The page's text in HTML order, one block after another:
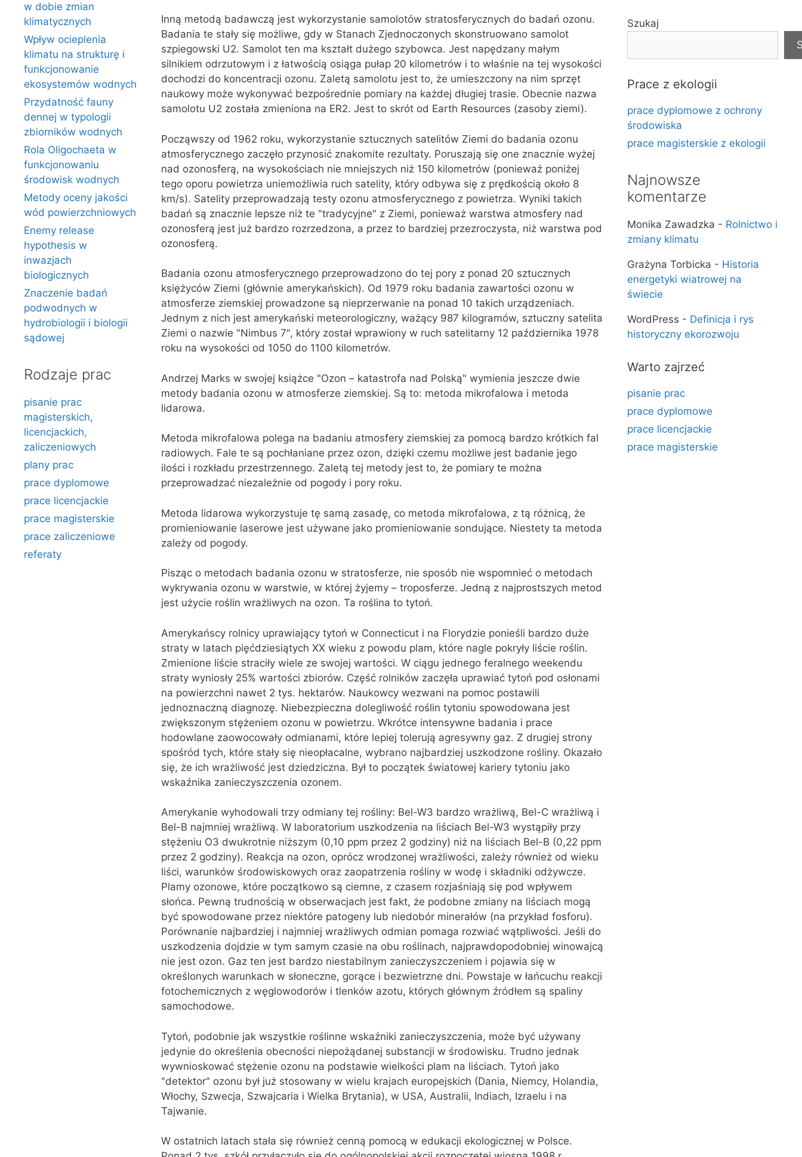
Inną metodą badawczą jest wykorzystanie samolotów stratosferycznych do badań ozonu.
Badania te stały się możliwe, gdy w Stanach Zjednoczonych skonstruowano samolot
szpiegowski U2. Samolot ten ma kształt dużego szybowca. Jest napędzany małym
silnikiem odrzutowym i z łatwością osiąga pułap 20 kilometrów i to właśnie na tej wysokości
dochodzi do koncentracji ozonu. Zaletą samolotu jest to, że umieszczony na nim sprzęt
naukowy może wykonywać bezpośrednie pomiary na każdej długiej trasie. Obecnie nazwa
samolotu U2 została zmieniona na ER2. Jest to skrót od Earth Resources (zasoby ziemi).
Począwszy od 1962 roku, wykorzystanie sztucznych satelitów Ziemi do badania ozonu
atmosferycznego zaczęło przynosić znakomite rezultaty. Poruszają się one znacznie wyżej
nad ozonosferą, na wysokościach nie mniejszych niż 150 kilometrów (ponieważ poniżej
tego oporu powietrza uniemożliwia ruch satelity, który odbywa się z prędkością około 8
km/s). Satelity przeprowadzają testy ozonu atmosferycznego z powietrza. Wyniki takich
badań są znacznie lepsze niż te "tradycyjne" z Ziemi, ponieważ warstwa atmosfery nad
ozonosferą jest już bardzo rozrzedzona, a przez to bardziej przezroczysta, niż warstwa pod
ozonosferą.
Badania ozonu atmosferycznego przeprowadzono do tej pory z ponad 20 sztucznych
księżyców Ziemi (głównie amerykańskich). Od 1979 roku badania zawartości ozonu w
atmosferze ziemskiej prowadzone są nieprzerwanie na ponad 10 takich urządzeniach.
Jednym z nich jest amerykański meteorologiczny, ważący 987 kilogramów, sztuczny satelita
Ziemi o nazwie "Nimbus 7", który został wprawiony w ruch satelitarny 12 października 1978
roku na wysokości od 1050 do 1100 kilometrów.
Andrzej Marks w swojej książce "Ozon – katastrofa nad Polską" wymienia jeszcze dwie
metody badania ozonu w atmosferze ziemskiej. Są to: metoda mikrofalowa i metoda
lidarowa.
Metoda mikrofalowa polega na badaniu atmosfery ziemskiej za pomocą bardzo krótkich fal
radiowych. Fale te są pochłaniane przez ozon, dzięki czemu możliwe jest badanie jego
ilości i rozkładu przestrzennego. Zaletą tej metody jest to, że pomiary te można
przeprowadzać niezależnie od pogody i pory roku.
Metoda lidarowa wykorzystuje tę samą zasadę, co metoda mikrofalowa, z tą różnicą, że
promieniowanie laserowe jest używane jako promieniowanie sondujące. Niestety ta metoda
zależy od pogody.
Pisząc o metodach badania ozonu w stratosferze, nie sposób nie wspomnieć o metodach
wykrywania ozonu w warstwie, w której żyjemy – troposferze. Jedną z najprostszych metod
jest użycie roślin wrażliwych na ozon. Ta roślina to tytoń.
Amerykańscy rolnicy uprawiający tytoń w Connecticut i na Florydzie ponieśli bardzo duże
straty w latach pięćdziesiątych XX wieku z powodu plam, które nagle pokryły liście roślin.
Zmienione liście straciły wiele ze swojej wartości. W ciągu jednego feralnego weekendu
straty wyniosły 25% wartości zbiorów. Część rolników zaczęła uprawiać tytoń pod osłonami
na powierzchni nawet 2 tys. hektarów. Naukowcy wezwani na pomoc postawili
jednoznaczną diagnozę. Niebezpieczna dolegliwość roślin tytoniu spowodowana jest
zwiększonym stężeniem ozonu w powietrzu. Wkrótce intensywne badania i prace
hodowlane zaowocowały odmianami, które lepiej tolerują agresywny gaz. Z drugiej strony
spośród tych, które stały się nieopłacalne, wybrano najbardziej uszkodzone rośliny. Okazało
się, że ich wrażliwość jest dziedziczna. Był to początek światowej kariery tytoniu jako
wskaźnika zanieczyszczenia ozonem.
Amerykanie wyhodowali trzy odmiany tej rośliny: Bel-W3 bardzo wrażliwą, Bel-C wrażliwą i
Bel-B najmniej wrażliwą. W laboratorium uszkodzenia na liściach Bel-W3 wystąpiły przy
stężeniu O3 dwukrotnie niższym (0,10 ppm przez 2 godziny) niż na liściach Bel-B (0,22 ppm
przez 2 godziny). Reakcja na ozon, oprócz wrodzonej wrażliwości, zależy również od wieku
liści, warunków środowiskowych oraz zaopatrzenia rośliny w wodę i składniki odżywcze.
Plamy ozonowe, które początkowo są ciemne, z czasem rozjaśniają się pod wpływem
słońca. Pewną trudnością w obserwacjach jest fakt, że podobne zmiany na liściach mogą
być spowodowane przez niektóre patogeny lub niedobór minerałów (na przykład fosforu).
Porównanie najbardziej i najmniej wrażliwych odmian pomaga rozwiać wątpliwości. Jeśli do
uszkodzenia dojdzie w tym samym czasie na obu roślinach, najprawdopodobniej winowajcą
nie jest ozon. Gaz ten jest bardzo niestabilnym zanieczyszczeniem i pojawia się w
określonych warunkach w słoneczne, gorące i bezwietrzne dni. Powstaje w łańcuchu reakcji
fotochemicznych z węglowodorów i tlenków azotu, których głównym źródłem są spaliny
samochodowe.
Tytoń, podobnie jak wszystkie roślinne wskaźniki zanieczyszczenia, może być używany
jedynie do określenia obecności niepożądanej substancji w środowisku. Trudno jednak
wywnioskować stężenie ozonu na podstawie wielkości plam na liściach. Tytoń jako
"detektor" ozonu był już stosowany w wielu krajach europejskich (Dania, Niemcy, Holandia,
Włochy, Szwecja, Szwajcaria i Wielka Brytania), w USA, Australii, Indiach, Izraelu i na
Tajwanie.
W ostatnich latach stała się również cenną pomocą w edukacji ekologicznej w Polsce.
w dobie zmian
klimatycznych
Wpływ ocieplenia
klimatu na strukturę i
funkcjonowanie
ekosystemów wodnych
Przydatność fauny
dennej w typologii
zbiorników wodnych
Rola Oligochaeta w
funkcjonowaniu
środowisk wodnych
Metody oceny jakości
wód powierzchniowych
Enemy release
hypothesis w
inwazjach
biologicznych
Znaczenie badań
podwodnych w
hydrobiologii i biologii
sądowej
Rodzaje prac
pisanie prac
magisterskich,
licencjackich,
zaliczeniowych
plany prac
prace dyplomowe
prace licencjackie
prace magisterskie
prace zaliczeniowe
referaty
Szukaj
Prace z ekologii
prace dyplomowe z ochrony
środowiska
prace magisterskie z ekologii
Najnowsze
komentarze
Monika Zawadzka - Rolnictwo i
zmiany klimatu
Grażyna Torbicka - Historia
energetyki wiatrowej na
świecie
WordPress - Definicja i rys
historyczny ekorozwoju
Warto zajrzeć
pisanie prac
prace dyplomowe
prace licencjackie
prace magisterskie